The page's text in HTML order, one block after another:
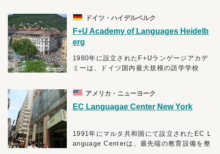
ドイツ・ハイデルベルク
F+U Academy of Languages Heidelb
erg
1980年に設立されたF+Uランゲージアカデ
ミーは、ドイツ国内最大規模の語学学校
世界100ヶ国から年間約1万人にも上る学生
イツ語圏ではありますが、英語が学べるコ
ースもあります。さらに、ドイツの大学進
アメリカ・ニューヨーク
EC Languagae Center New York
1991年にマルタ共和国にて設立されたEC L
anguage Centerは、最先端の教育設備を整